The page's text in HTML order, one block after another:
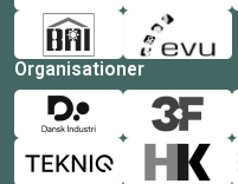
Organisationer